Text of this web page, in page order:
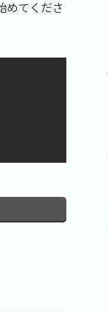
めてくださ